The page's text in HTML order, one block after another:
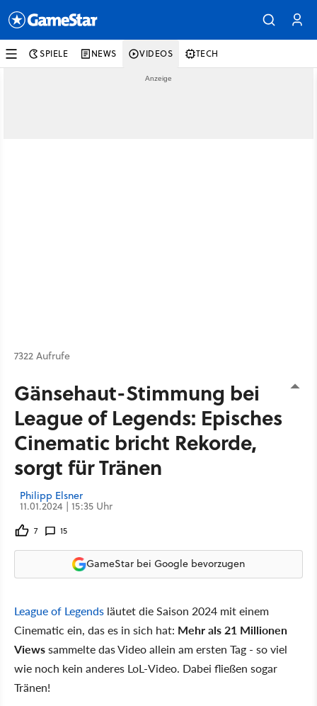
SPIELE NEWS VIDEOS TECH
7322 Aufrufe
Gänsehaut-Stimmung bei
League of Legends: Episches
Cinematic bricht Rekorde,
sorgt für Tränen
Philipp Elsner
11.01.2024 | 15:35 Uhr
7 15
GameStar bei Google bevorzugen
League of Legends läutet die Saison 2024 mit einem
Cinematic ein, das es in sich hat: Mehr als 21 Millionen
Viewssammelte das Video allein am ersten Tag - so viel
wie noch kein anderes LoL-Video. Dabei fließen sogar
Tränen!